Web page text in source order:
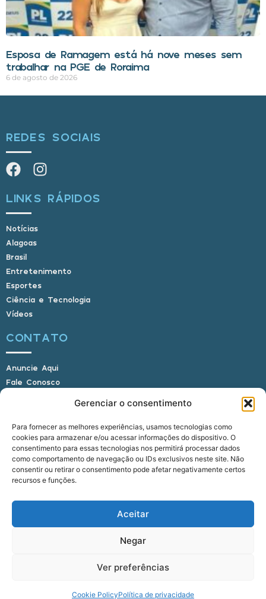
Gerenciar o consentimento
Para fornecer as melhores experiências, usamos tecnologias como
cookies para armazenar e/ou acessar informações do dispositivo. O
consentimento para essas tecnologias nos permitirá processar dados
como comportamento de navegação ou IDs exclusivos neste site. Não
consentir ou retirar o consentimento pode afetar negativamente certos
recursos e funções.
Aceitar
Negar
Ver preferências
Cookie PolicyPolítica de privacidade
Esposa de Ramagem está há nove meses sem
trabalhar na PGE de Roraima
6 de agosto de 2026
REDES SOCIAIS
LINKS RÁPIDOS
Notícias
Alagoas
Brasil
Entretenimento
Esportes
Ciência e Tecnologia
Vídeos
CONTATO
Anuncie Aqui
Fale Conosco
E-mail: alagoasbrasilnoticias@gmail.com
Telefone: (82) 9 9691-0391 (Whatsapp)
Responsável Técnico: Crysthyan Carlos
Rua do Sau - Centro - Anadia - AL - CEP:
© 2022 - 2026 Alagoas Brasil Notícias. Todos os
direitos reservados.
fiveagência